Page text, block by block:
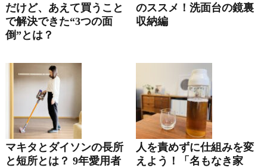
だけど、あえて買うこと
で解決できた“3つの面
倒”とは？
のススメ！洗面台の鏡裏
収納編
マキタとダイソンの長所
と短所とは？ 9年愛用者
人を責めずに仕組みを変
えよう！「名もなき家